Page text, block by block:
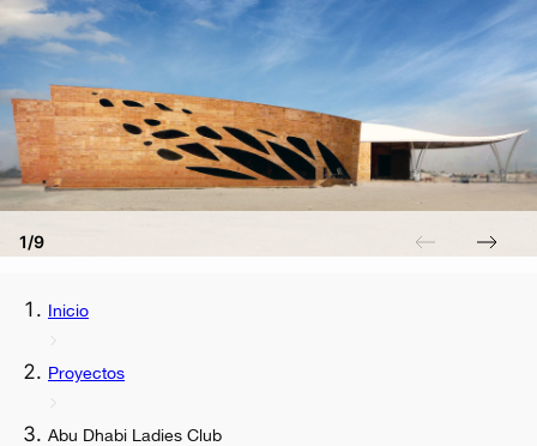
Inicio
Proyectos
Abu Dhabi Ladies Club
1/9